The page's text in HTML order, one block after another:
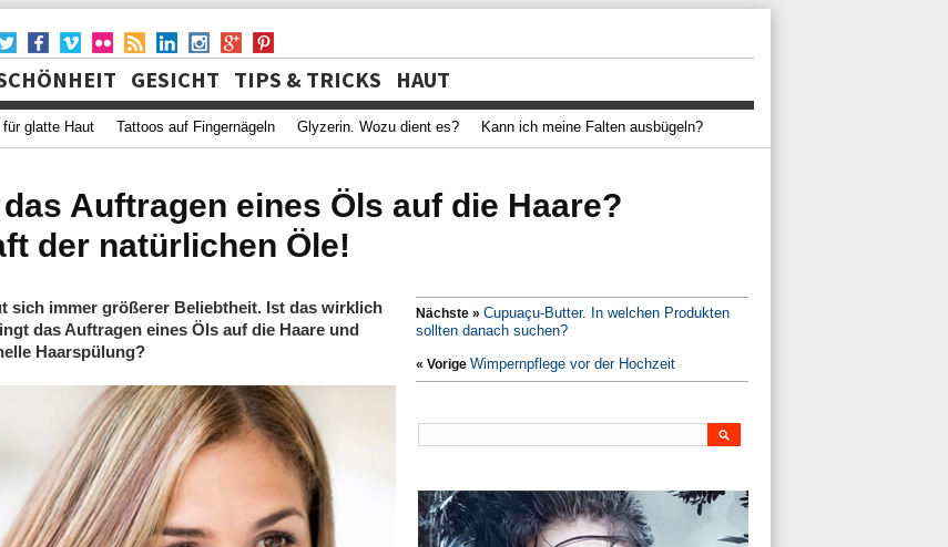
GESICHT TIPS & TRICKS HAUT
für glatte Haut Tattoos auf Fingernägeln Glyzerin. Wozu dient es? Kann ich meine Falten ausbügeln?
Auftragen eines Öls auf die Haare?
der natürlichen Öle!
sich immer größerer Beliebtheit. Ist das wirklich
das Auftragen eines Öls auf die Haare und
Haarspülung?
Nächste » Cupuaçu-Butter. In welchen Produkten
sollten danach suchen?
« Vorige Wimpernpflege vor der Hochzeit